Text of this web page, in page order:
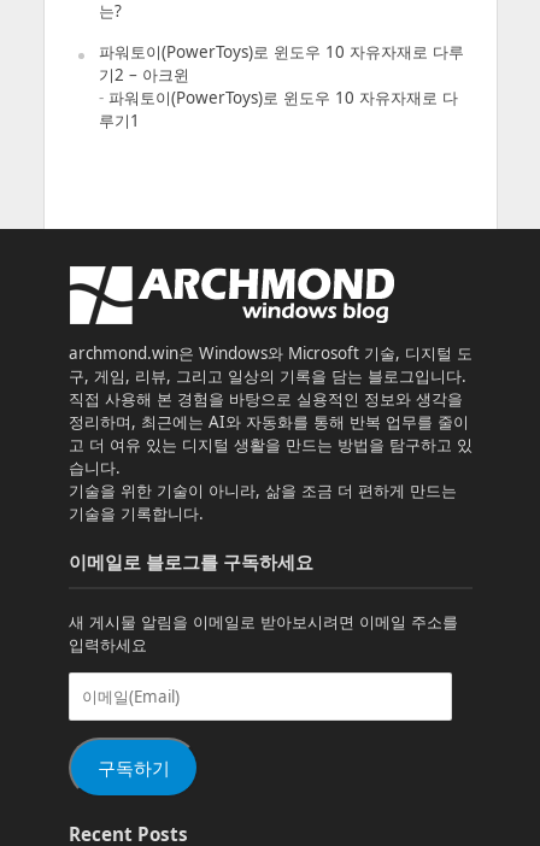
는?
파워토이(PowerToys)로 윈도우 10 자유자재로 다루
기2 – 아크윈
- 파워토이(PowerToys)로 윈도우 10 자유자재로 다
루기1
archmond.win은 Windows와 Microsoft 기술, 디지털 도
구, 게임, 리뷰, 그리고 일상의 기록을 담는 블로그입니다.
직접 사용해 본 경험을 바탕으로 실용적인 정보와 생각을
정리하며, 최근에는 AI와 자동화를 통해 반복 업무를 줄이
고 더 여유 있는 디지털 생활을 만드는 방법을 탐구하고 있
습니다.
기술을 위한 기술이 아니라, 삶을 조금 더 편하게 만드는
기술을 기록합니다.
이메일로 블로그를 구독하세요
새 게시물 알림을 이메일로 받아보시려면 이메일 주소를
입력하세요
이
일
(Email)
구독하기
Recent Posts